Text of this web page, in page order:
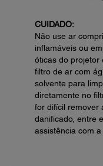
CUIDADO:
Não use ar
inflamáveis ou
óticas do projetor
filtro de ar com
solvente para
diretamente no
for difícil remover
danificado, entre
assistência com